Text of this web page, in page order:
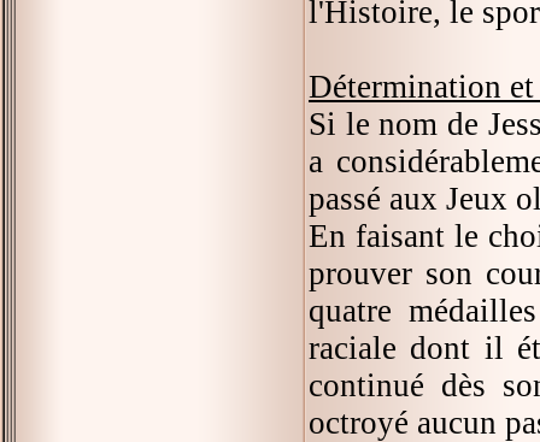
l'Histoire, le
Détermination et
Si le nom de
a
passé aux Jeux
En faisant le
prouver son
quatre
raciale dont il
continué dès
octroyé aucun